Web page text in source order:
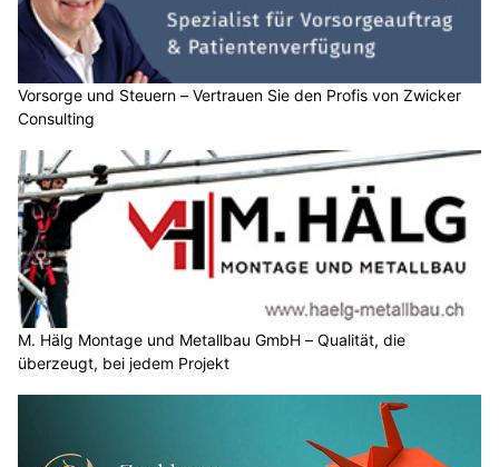
Vorsorge und Steuern – Vertrauen Sie den Profis von Zwicker
Consulting
M. Hälg Montage und Metallbau GmbH – Qualität, die
überzeugt, bei jedem Projekt